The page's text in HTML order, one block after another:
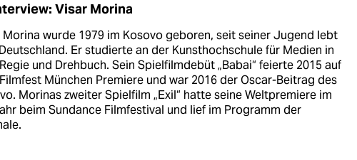
Visar Morina
Morina wurde 1979 im Kosovo geboren, seit seiner Jugend lebt
Er studierte an der Kunsthochschule für Medien in
und Drehbuch. Sein Spielfilmdebüt „Babai“ feierte 2015 auf
München Premiere und war 2016 der Oscar-Beitrag des
Morinas zweiter Spielfilm „Exil“ hatte seine Weltpremiere im
beim Sundance Filmfestival und lief im Programm der